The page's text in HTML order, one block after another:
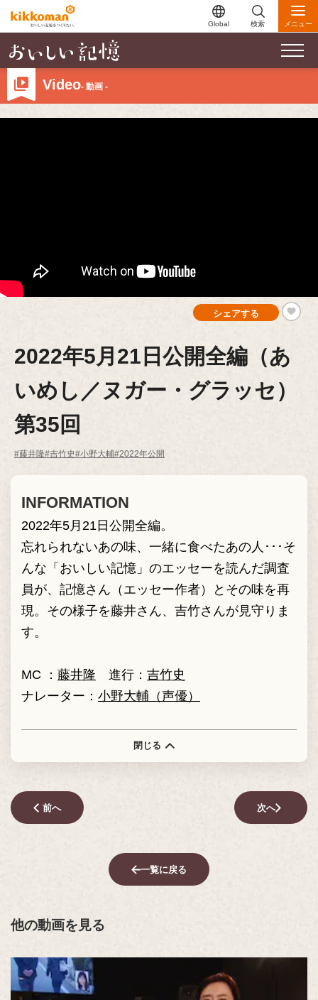
Global 検索 メニュー
Video- 動画 -
シェアする
2022年5月21日公開全編（あ
いめし／ヌガー・グラッセ）
第35回
#藤井隆#吉竹史#小野大輔#2022年公開
INFORMATION
2022年5月21日公開全編。
忘れられないあの味、一緒に食べたあの人･･･そ
んな「おいしい記憶」のエッセーを読んだ調査
員が、記憶さん（エッセー作者）とその味を再
現。その様子を藤井さん、吉竹さんが見守りま
す。
MC ： 藤井隆 進行： 吉竹史
ナレーター： 小野大輔（声優）
閉じる
前へ 次へ
一覧に戻る
他の動画を見る